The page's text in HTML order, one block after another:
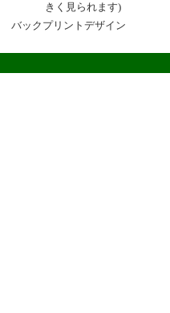
きく見られます)
バックプリントデザイン